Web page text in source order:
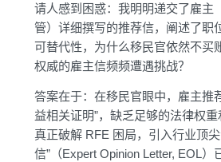
请人感到困惑：我明明递交了雇主
管）详细撰写的推荐信，阐述了职
可替代性，为什么移民官依然不买
权威的雇主信频频遭遇挑战？
答案在于：在移民官眼中，雇主推
益相关证明”，缺乏足够的法律权
真正破解 RFE 困局，引入行业顶
信”（Expert Opinion Letter, EOL）